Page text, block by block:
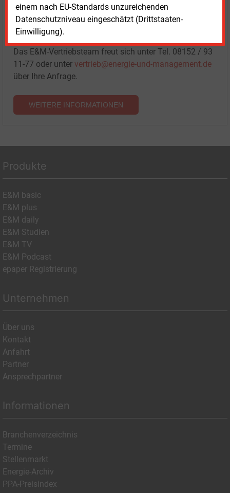
einem nach EU-Standards unzureichenden
Datenschutzniveau eingeschätzt (Drittstaaten-
Einwilligung).
Sprechen Sie uns an, wenn Sie Fragen zur Nutzung von
E&M-Inhalten oder den verschiedenen Abonnement-
Paketen haben.
Das E&M-Vertriebsteam freut sich unter Tel. 08152 / 93
11-77 oder unter vertrieb@energie-und-management.de
über Ihre Anfrage.
WEITERE INFORMATIONEN
Produkte
E&M basic
E&M plus
E&M daily
E&M Studien
E&M TV
E&M Podcast
epaper Registrierung
Unternehmen
Über uns
Kontakt
Anfahrt
Partner
Ansprechpartner
Informationen
Branchenverzeichnis
Termine
Stellenmarkt
Energie-Archiv
PPA-Preisindex